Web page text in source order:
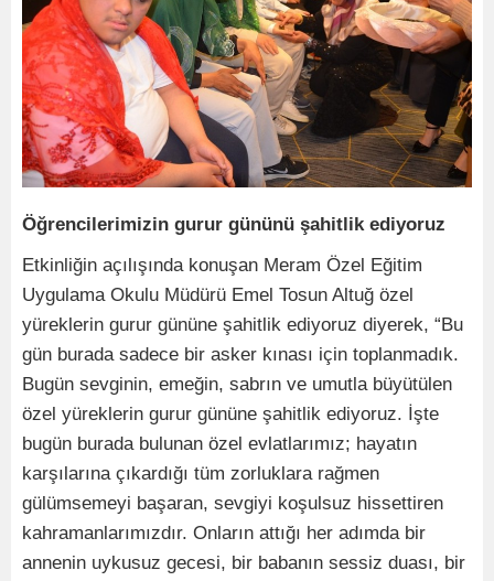
Öğrencilerimizin gurur gününü şahitlik ediyoruz
Etkinliğin açılışında konuşan Meram Özel Eğitim
Uygulama Okulu Müdürü Emel Tosun Altuğ özel
yüreklerin gurur gününe şahitlik ediyoruz diyerek, “Bu
gün burada sadece bir asker kınası için toplanmadık.
Bugün sevginin, emeğin, sabrın ve umutla büyütülen
özel yüreklerin gurur gününe şahitlik ediyoruz. İşte
bugün burada bulunan özel evlatlarımız; hayatın
karşılarına çıkardığı tüm zorluklara rağmen
gülümsemeyi başaran, sevgiyi koşulsuz hissettiren
kahramanlarımızdır. Onların attığı her adımda bir
annenin uykusuz gecesi, bir babanın sessiz duası, bir